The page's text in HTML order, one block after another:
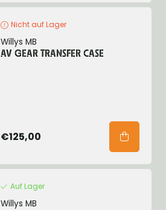
Nicht auf Lager
Willys MB
AV GEAR TRANSFER CASE
€125,00
Auf Lager
Willys MB